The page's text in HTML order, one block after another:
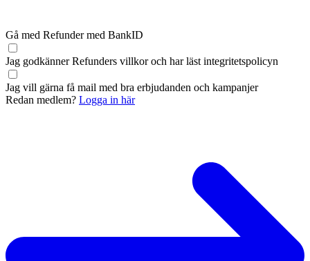
Gå med Refunder med BankID
Jag godkänner Refunders villkoroch har läst integritetspolicyn
Jag vill gärna få mail med bra erbjudanden och kampanjer
Redan medlem? Logga in här